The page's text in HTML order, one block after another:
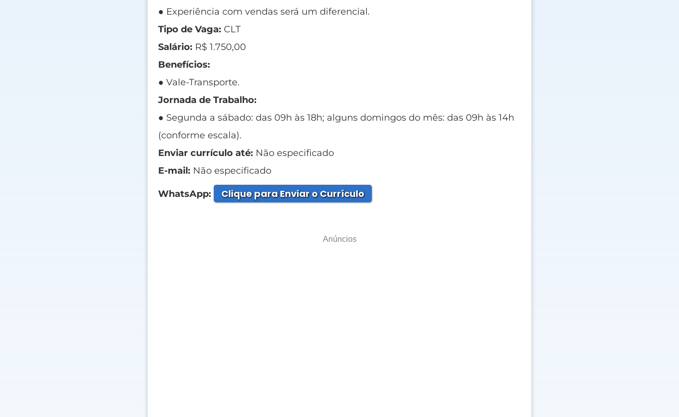
● Experiência com vendas será um diferencial.
Tipo de Vaga: CLT
Salário: R$ 1.750,00
Benefícios:
● Vale-Transporte.
Jornada de Trabalho:
● Segunda a sábado: das 09h às 18h; alguns domingos do mês: das 09h às 14h
(conforme escala).
Enviar currículo até: Não especificado
E-mail: Não especificado
WhatsApp: Clique para Enviar o Currículo
Anúncios